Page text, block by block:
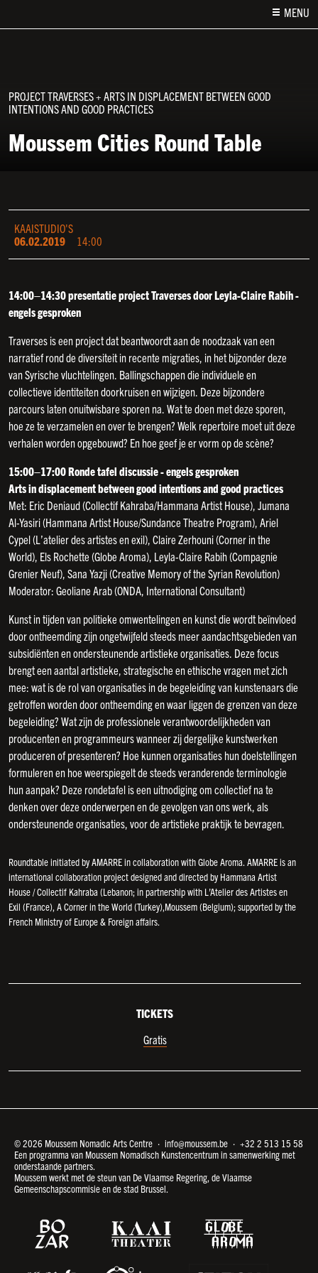
MENU
PROJECT TRAVERSES + ARTS IN DISPLACEMENT BETWEEN GOOD
INTENTIONS AND GOOD PRACTICES
Moussem Cities Round Table
KAAISTUDIO'S
06.02.2019 14:00
14:00–14:30 presentatie project Traverses door Leyla-Claire Rabih -
engels gesproken
Traverses is een project dat beantwoordt aan de noodzaak van een
narratief rond de diversiteit in recente migraties, in het bijzonder deze
van Syrische vluchtelingen. Ballingschappen die individuele en
collectieve identiteiten doorkruisen en wijzigen. Deze bijzondere
parcours laten onuitwisbare sporen na. Wat te doen met deze sporen,
hoe ze te verzamelen en over te brengen? Welk repertoire moet uit deze
verhalen worden opgebouwd? En hoe geef je er vorm op de scène?
15:00–17:00 Ronde tafel discussie - engels gesproken
Arts in displacement between good intentions and good practices
Met: Eric Deniaud (Collectif Kahraba/Hammana Artist House), Jumana
Al-Yasiri (Hammana Artist House/Sundance Theatre Program), Ariel
Cypel (L’atelier des artistes en exil), Claire Zerhouni (Corner in the
World), Els Rochette (Globe Aroma), Leyla-Claire Rabih (Compagnie
Grenier Neuf), Sana Yazji (Creative Memory of the Syrian Revolution)
Moderator: Geoliane Arab (ONDA, International Consultant)
Kunst in tijden van politieke omwentelingen en kunst die wordt beïnvloed
door ontheemding zijn ongetwijfeld steeds meer aandachtsgebieden van
subsidiënten en ondersteunende artistieke organisaties. Deze focus
brengt een aantal artistieke, strategische en ethische vragen met zich
mee: wat is de rol van organisaties in de begeleiding van kunstenaars die
getroffen worden door ontheemding en waar liggen de grenzen van deze
begeleiding? Wat zijn de professionele verantwoordelijkheden van
producenten en programmeurs wanneer zij dergelijke kunstwerken
produceren of presenteren? Hoe kunnen organisaties hun doelstellingen
formuleren en hoe weerspiegelt de steeds veranderende terminologie
hun aanpak? Deze rondetafel is een uitnodiging om collectief na te
denken over deze onderwerpen en de gevolgen van ons werk, als
ondersteunende organisaties, voor de artistieke praktijk te bevragen.
Roundtable initiated by AMARRE in collaboration with Globe Aroma. AMARRE is an
international collaboration project designed and directed by Hammana Artist
House / Collectif Kahraba (Lebanon; in partnership with L’Atelier des Artistes en
Exil (France), A Corner in the World (Turkey),Moussem (Belgium); supported by the
French Ministry of Europe & Foreign affairs.
TICKETS
Gratis
© 2026 Moussem Nomadic Arts Centre · info@moussem.be · +32 2 513 15 58
Een programma van Moussem Nomadisch Kunstencentrum in samenwerking met
onderstaande partners.
Moussem werkt met de steun van De Vlaamse Regering, de Vlaamse
Gemeenschapscommisie en de stad Brussel.